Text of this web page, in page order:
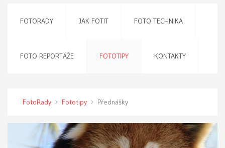
FOTORADY JAK FOTIT FOTO TECHNIKA
FOTO REPORTÁŽE FOTOTIPY KONTAKTY
FotoRady Fototipy Přednášky